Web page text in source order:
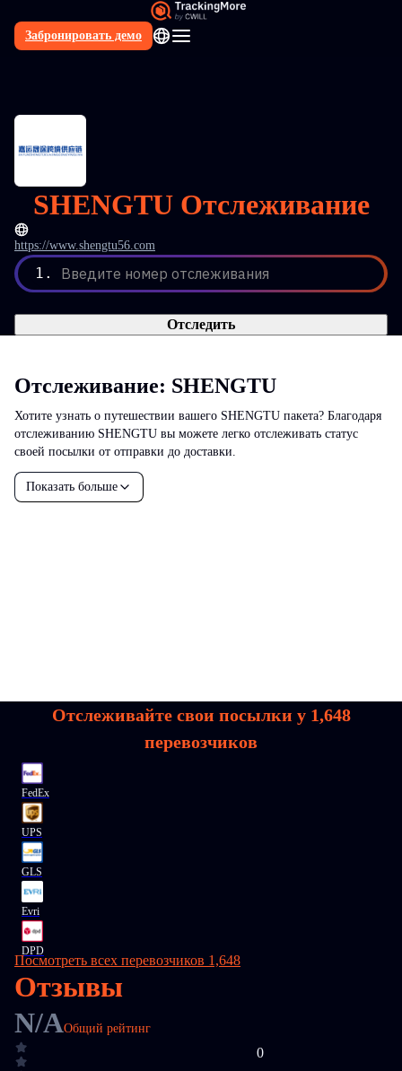
Забронировать демо
RU
SHENGTU Отслеживание
https://www.shengtu56.com
1. Введите номер отслеживания
Отследить
Отслеживание: SHENGTU
Хотите узнать о путешествии вашего SHENGTU пакета? Благодаря
отслеживанию SHENGTU вы можете легко отслеживать статус
своей посылки от отправки до доставки.
Показать больше
Отслеживайте свои посылки у 1,648
перевозчиков
FedEx
UPS
GLS
Evri
DPD
Посмотреть всех перевозчиков 1,648
Отзывы
N/AОбщий рейтинг
0